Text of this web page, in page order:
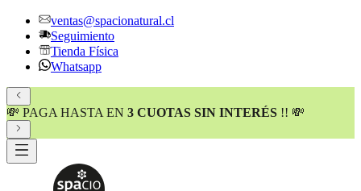
ventas@spacionatural.cl
Seguimiento
Tienda Física
Whatsapp
💸 PAGA HASTA EN 3 CUOTAS SIN INTERÉS !! 💸